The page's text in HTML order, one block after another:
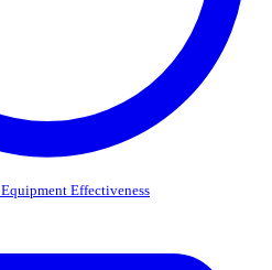
Effectiveness